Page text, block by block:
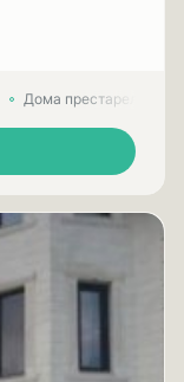
Дома престарелых